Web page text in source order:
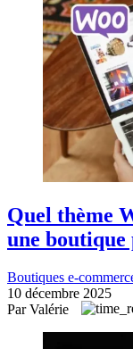
Quel thème
une
Boutiques e-
10 décembre 2025
Par Valérie